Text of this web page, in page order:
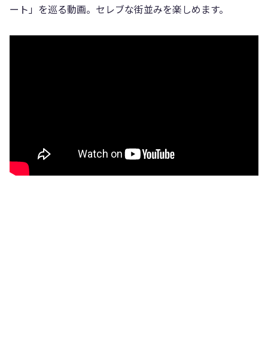
ート」を巡る動画。セレブな街並みを楽しめます。